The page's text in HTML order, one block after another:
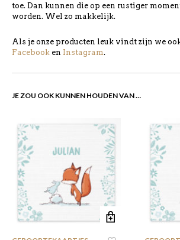
toe. Dan kunnen die op een rustiger
worden. Wel zo makkelijk.
Als je onze producten leuk vindt zijn we
Facebook en Instagram.
JE ZOU OOK KUNNEN HOUDEN VAN …